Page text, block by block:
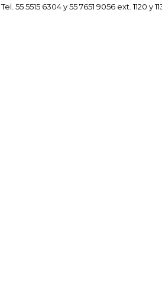
Tel. 55 5515 6304 y 55 7651 9056 ext. 1120